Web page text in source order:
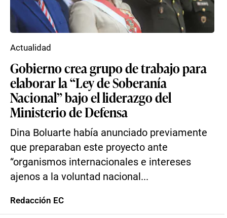
Gobierno crea grupo de trabajo para
elaborar la “Ley de Soberanía
Nacional” bajo el liderazgo del
Ministerio de Defensa
Dina Boluarte había anunciado previamente
que preparaban este proyecto ante
“organismos internacionales e intereses
ajenos a la voluntad nacional...
Actualidad
Redacción EC